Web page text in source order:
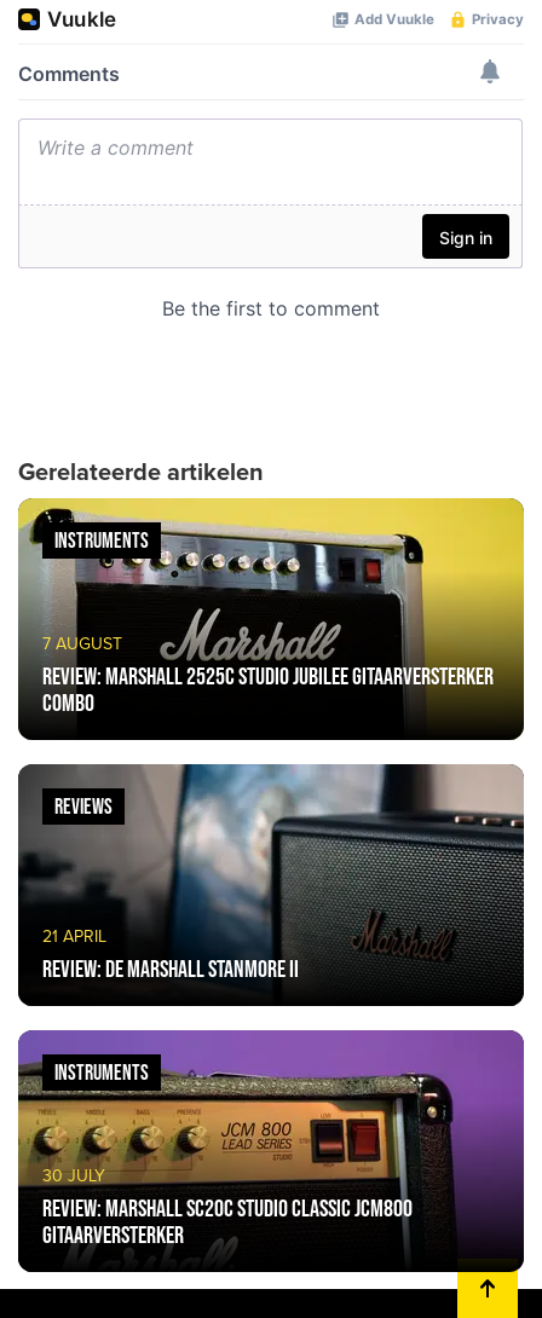
Gerelateerde artikelen
7 AUGUST
Review: Marshall 2525C Studio Jubilee gitaarversterker
combo
INSTRUMENTS
21 APRIL
Review: De Marshall Stanmore II
REVIEWS
30 JULY
Review: Marshall SC20C Studio Classic JCM800
gitaarversterker
INSTRUMENTS